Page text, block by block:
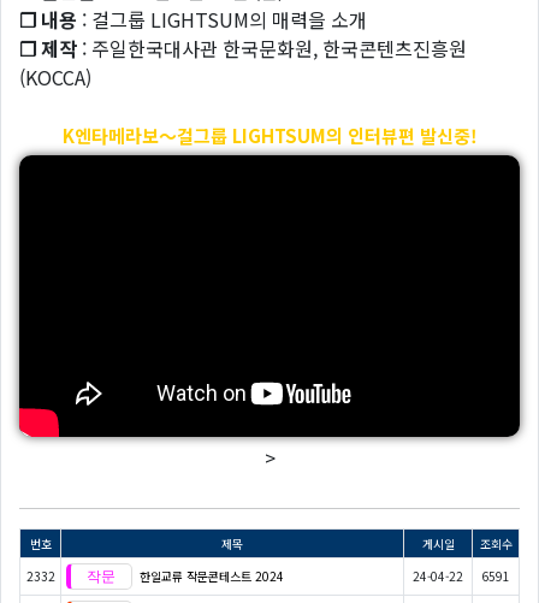
❐ 내용 : 걸그룹 LIGHTSUM의 매력을 소개
❐ 제작 : 주일한국대사관 한국문화원, 한국콘텐츠진흥원
(KOCCA)
K엔타메라보～걸그룹 LIGHTSUM의 인터뷰편 발신중!
>
번호 제목 게시일
조회수
2332
한일교류 작문콘테스트 2024 24-04-22 6591